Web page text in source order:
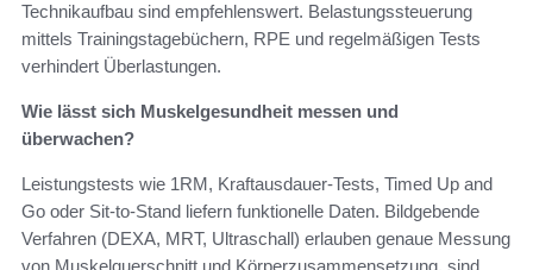
Technikaufbau sind empfehlenswert. Belastungssteuerung
mittels Trainingstagebüchern, RPE und regelmäßigen Tests
verhindert Überlastungen.
Wie lässt sich Muskelgesundheit messen und
überwachen?
Leistungstests wie 1RM, Kraftausdauer-Tests, Timed Up and
Go oder Sit-to-Stand liefern funktionelle Daten. Bildgebende
Verfahren (DEXA, MRT, Ultraschall) erlauben genaue Messung
von Muskelquerschnitt und Körperzusammensetzung, sind